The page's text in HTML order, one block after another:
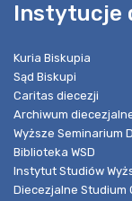
Instytucje
Kuria Biskupia
Sąd Biskupi
Caritas diecezji
Archiwum
Wyższe Seminarium
Biblioteka WSD
Instytut Studiów
Diecezjalne Studium